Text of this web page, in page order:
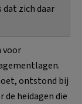
zich daar
voor
ontstond bij
heidagen die